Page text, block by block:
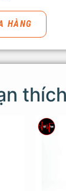
HÀNG